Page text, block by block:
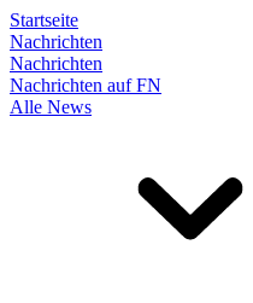
Startseite
Nachrichten
Nachrichten
Nachrichten auf FN
Alle News